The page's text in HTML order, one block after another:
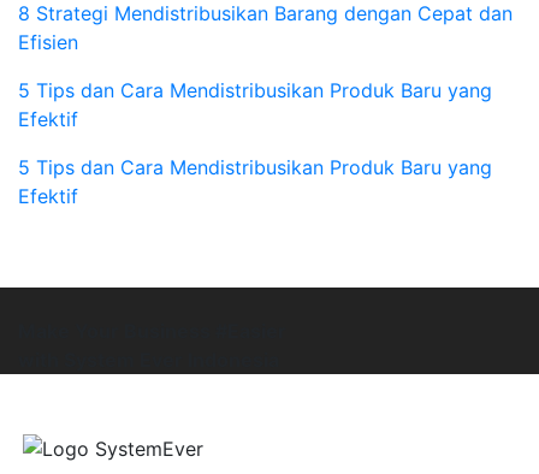
8 Strategi Mendistribusikan Barang dengan Cepat dan
Efisien
5 Tips dan Cara Mendistribusikan Produk Baru yang
Efektif
5 Tips dan Cara Mendistribusikan Produk Baru yang
Efektif